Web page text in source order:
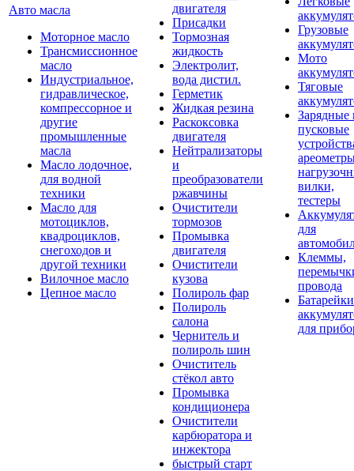
Авто масла
Моторное масло
Трансмиссионное
масло
Индустриальное,
гидравлическое,
компрессорное и
другие
промышленные
масла
Масло лодочное,
для водной
техники
Масло для
мотоциклов,
квадроциклов,
снегоходов и
другой техники
Вилочное масло
Цепное масло
двигателя
Присадки
Тормозная
жидкость
Электролит,
вода дистил.
Герметик
Жидкая резина
Раскоксовка
двигателя
Нейтрализаторы
и
преобразователи
ржавчины
Очистители
тормозов
Промывка
двигателя
Очистители
кузова
Полироль фар
Полироль
салона
Чернитель и
полироль шин
Очиститель
стёкол авто
Промывка
кондиционера
Очистители
карбюратора и
инжектора
быстрый старт
Грузовые
Мото
Тяговые
Зарядные
пусковые
вилки,
тестеры
для
Клеммы,
провода
для